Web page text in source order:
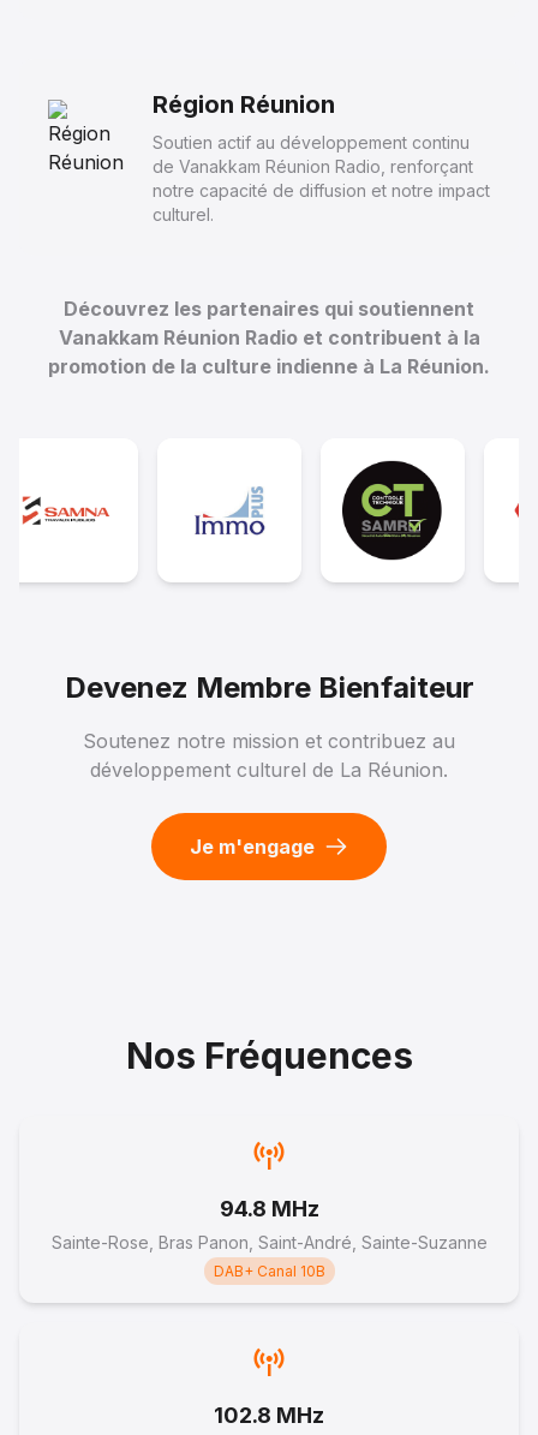
Région Réunion
Soutien actif au développement continu
de Vanakkam Réunion Radio, renforçant
notre capacité de diffusion et notre impact
culturel.
Découvrez les partenaires qui soutiennent
Vanakkam Réunion Radio et contribuent à la
promotion de la culture indienne à La Réunion.
Devenez Membre Bienfaiteur
Soutenez notre mission et contribuez au
développement culturel de La Réunion.
Je m'engage
Nos Fréquences
94.8 MHz
Sainte-Rose, Bras Panon, Saint-André, Sainte-Suzanne
DAB+ Canal 10B
102.8 MHz